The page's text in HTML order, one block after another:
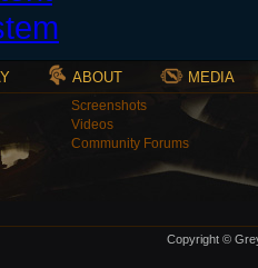
ABOUT MEDIA
Screenshots
Videos
Community Forums
Copyright ©